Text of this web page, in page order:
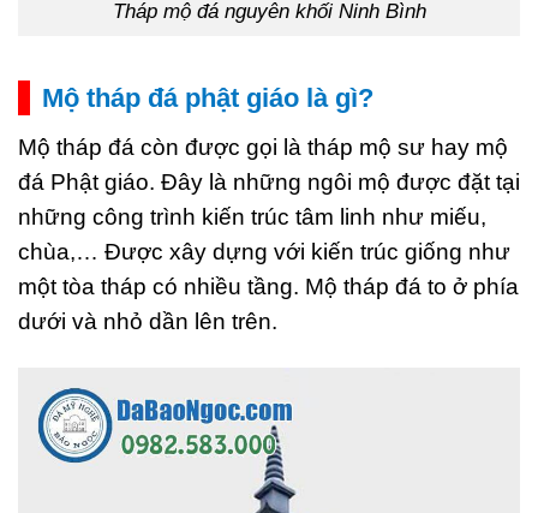
Tháp mộ đá nguyên khối Ninh Bình
Mộ tháp đá phật giáo là gì?
Mộ tháp đá còn được gọi là tháp mộ sư hay mộ
đá Phật giáo. Đây là những ngôi mộ được đặt tại
những công trình kiến trúc tâm linh như miếu,
chùa,… Được xây dựng với kiến trúc giống như
một tòa tháp có nhiều tầng. Mộ tháp đá to ở phía
dưới và nhỏ dần lên trên.